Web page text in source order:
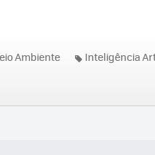
Ambiente Inteligência